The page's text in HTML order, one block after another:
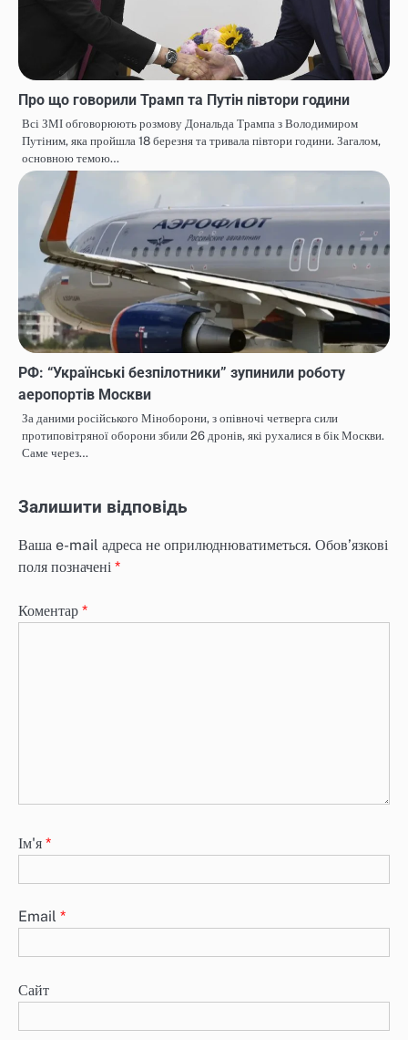
Про що говорили Трамп та Путін півтори години
Всі ЗМІ обговорюють розмову Дональда Трампа з Володимиром
Путіним, яка пройшла 18 березня та тривала півтори години. Загалом,
основною темою…
РФ: “Українські безпілотники” зупинили роботу
аеропортів Москви
За даними російського Міноборони, з опівночі четверга сили
протиповітряної оборони збили 26 дронів, які рухалися в бік Москви.
Саме через…
Залишити відповідь
Ваша e-mail адреса не оприлюднюватиметься. Обов’язкові
поля позначені *
Коментар *
Ім'я *
Email *
Сайт